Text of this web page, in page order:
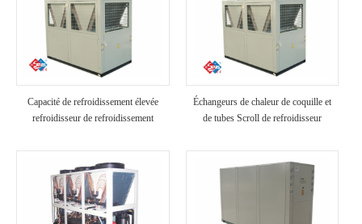
Capacité de refroidissement élevée
refroidisseur de refroidissement
Échangeurs de chaleur de coquille et
de tubes Scroll de refroidisseur